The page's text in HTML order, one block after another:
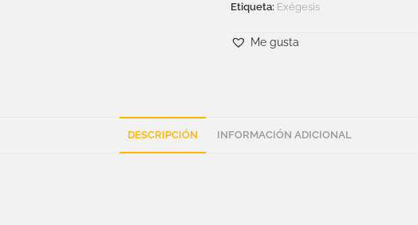
Etiqueta: Exégesis
Me gusta
DESCRIPCIÓN INFORMACIÓN ADICIONAL